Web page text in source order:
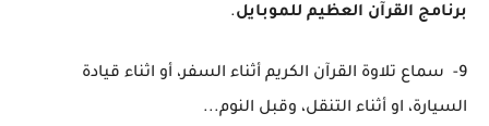
برنامج القرآن العظيم للموبايل.
9- سماع تلاوة القرآن الكريم أثناء السفر، أو اثناء قيادة
السيارة، او أثناء التنقل، وقبل النوم...